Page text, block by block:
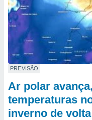
PREVISÃO
Ar polar
temperaturas
inverno de